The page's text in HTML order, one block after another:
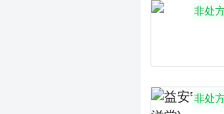
非处
非处